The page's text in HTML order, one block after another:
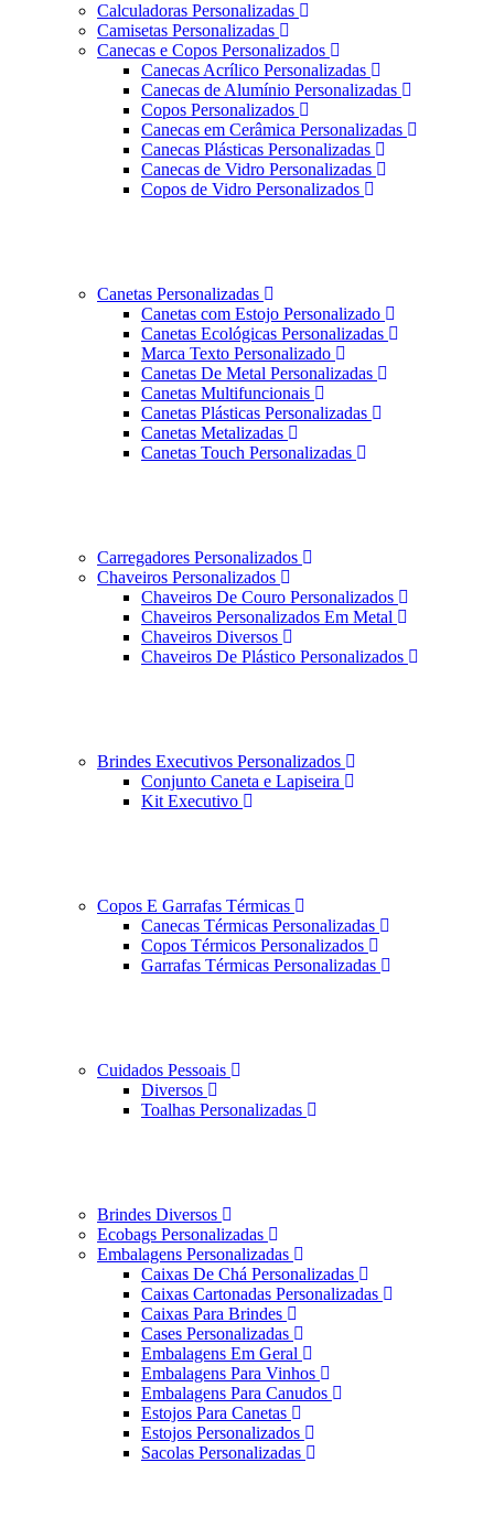
Calculadoras Personalizadas
Camisetas Personalizadas
Canecas e Copos Personalizados
Canecas Acrílico Personalizadas
Canecas de Alumínio Personalizadas
Copos Personalizados
Canecas em Cerâmica Personalizadas
Canecas Plásticas Personalizadas
Canecas de Vidro Personalizadas
Copos de Vidro Personalizados
Canetas Personalizadas
Canetas com Estojo Personalizado
Canetas Ecológicas Personalizadas
Marca Texto Personalizado
Canetas De Metal Personalizadas
Canetas Multifuncionais
Canetas Plásticas Personalizadas
Canetas Metalizadas
Canetas Touch Personalizadas
Carregadores Personalizados
Chaveiros Personalizados
Chaveiros De Couro Personalizados
Chaveiros Personalizados Em Metal
Chaveiros Diversos
Chaveiros De Plástico Personalizados
Brindes Executivos Personalizados
Conjunto Caneta e Lapiseira
Kit Executivo
Copos E Garrafas Térmicas
Canecas Térmicas Personalizadas
Copos Térmicos Personalizados
Garrafas Térmicas Personalizadas
Cuidados Pessoais
Diversos
Toalhas Personalizadas
Brindes Diversos
Ecobags Personalizadas
Embalagens Personalizadas
Caixas De Chá Personalizadas
Caixas Cartonadas Personalizadas
Caixas Para Brindes
Cases Personalizadas
Embalagens Em Geral
Embalagens Para Vinhos
Embalagens Para Canudos
Estojos Para Canetas
Estojos Personalizados
Sacolas Personalizadas